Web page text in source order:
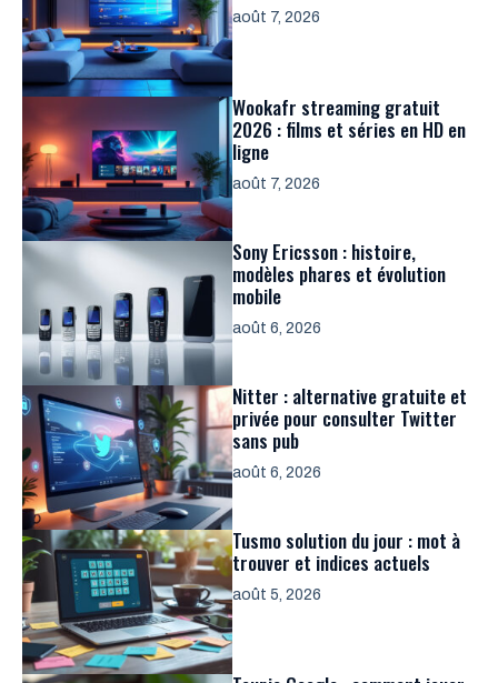
août 7, 2026
Wookafr streaming gratuit
2026 : films et séries en HD en
ligne
août 7, 2026
Sony Ericsson : histoire,
modèles phares et évolution
mobile
août 6, 2026
Nitter : alternative gratuite et
privée pour consulter Twitter
sans pub
août 6, 2026
Tusmo solution du jour : mot à
trouver et indices actuels
août 5, 2026